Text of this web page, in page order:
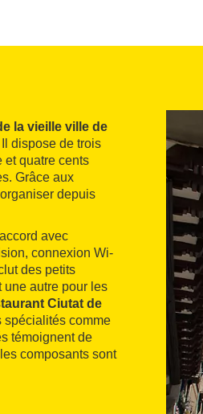
la vieille ville de
Il dispose de trois
et quatre cents
Grâce aux
depuis
avec
connexion Wi-
des petits
une autre pour les
Ciutat de
spécialités comme
témoignent de
composants sont